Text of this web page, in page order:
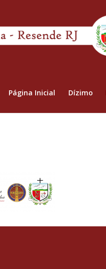
Página Inicial Dízimo